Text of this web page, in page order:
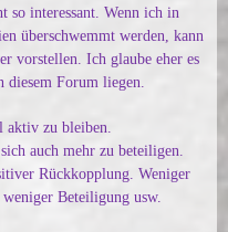
so interessant. Wenn ich in
überschwemmt werden, kann
vorstellen. Ich glaube eher es
diesem Forum liegen.
aktiv zu bleiben.
auch mehr zu beteiligen.
Rückkopplung. Weniger
Beteiligung usw.